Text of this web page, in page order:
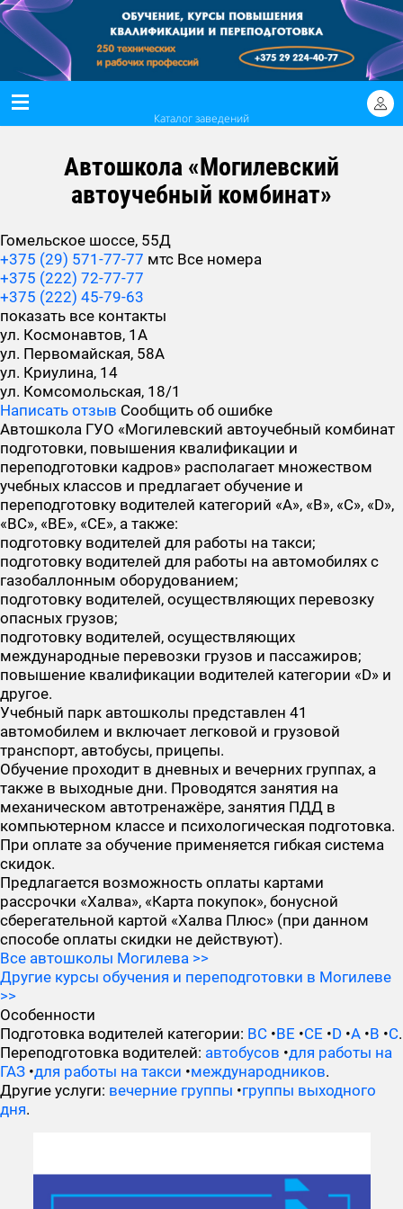
Каталог заведений
Автошкола «Могилевский
автоучебный комбинат»
Гомельское шоссе, 55Д
+375 (29) 571-77-77 мтс Все номера
+375 (222) 72-77-77
+375 (222) 45-79-63
показать все контакты
ул. Космонавтов, 1А
ул. Первомайская, 58А
ул. Криулина, 14
ул. Комсомольская, 18/1
Написать отзыв Сообщить об ошибке
Автошкола ГУО «Могилевский автоучебный комбинат
подготовки, повышения квалификации и
переподготовки кадров» располагает множеством
учебных классов и предлагает обучение и
переподготовку водителей категорий «А», «В», «С», «D»,
«ВС», «ВЕ», «СЕ», а также:
подготовку водителей для работы на такси;
подготовку водителей для работы на автомобилях с
газобаллонным оборудованием;
подготовку водителей, осуществляющих перевозку
опасных грузов;
подготовку водителей, осуществляющих
международные перевозки грузов и пассажиров;
повышение квалификации водителей категории «D» и
другое.
Учебный парк автошколы представлен 41
автомобилем и включает легковой и грузовой
транспорт, автобусы, прицепы.
Обучение проходит в дневных и вечерних группах, а
также в выходные дни. Проводятся занятия на
механическом автотренажёре, занятия ПДД в
компьютерном классе и психологическая подготовка.
При оплате за обучение применяется гибкая система
скидок.
Предлагается возможность оплаты картами
рассрочки «Халва», «Карта покупок», бонусной
сберегательной картой «Халва Плюс» (при данном
способе оплаты скидки не действуют).
Все автошколы Могилева >>
Другие курсы обучения и переподготовки в Могилеве
>>
Особенности
Подготовка водителей категории: BC •BE •CE •D •А •В •С.
Переподготовка водителей: автобусов •для работы на
ГАЗ •для работы на такси •международников.
Другие услуги: вечерние группы •группы выходного
дня.